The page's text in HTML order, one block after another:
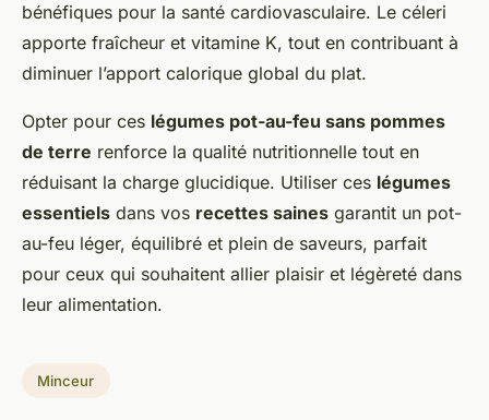
bénéfiques pour la santé cardiovasculaire. Le céleri
apporte fraîcheur et vitamine K, tout en contribuant à
diminuer l’apport calorique global du plat.
Opter pour ces légumes pot-au-feu sans pommes
de terre renforce la qualité nutritionnelle tout en
réduisant la charge glucidique. Utiliser ces légumes
essentiels dans vos recettes saines garantit un pot-
au-feu léger, équilibré et plein de saveurs, parfait
pour ceux qui souhaitent allier plaisir et légèreté dans
leur alimentation.
Minceur